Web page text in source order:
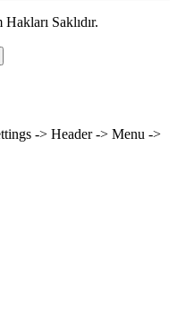
Saklıdır.
-> Header -> Menu ->